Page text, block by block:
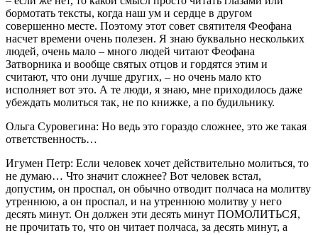
бормотать тексты, когда наш ум и сердце в другом
совершенно месте. Поэтому этот совет святителя Феофана
насчет времени очень полезен. Я знаю буквально нескольких
людей, очень мало – много людей читают Феофана
Затворника и вообще святых отцов и гордятся этим и
считают, что они лучше других, – но очень мало кто
исполняет вот это. А те люди, я знаю, мне приходилось даже
убеждать молиться так, не по книжке, а по будильнику.
Ольга Суровегина: Но ведь это гораздо сложнее, это же такая
ответственность…
Игумен Петр: Если человек хочет действительно молиться, то
не думаю… Что значит сложнее? Вот человек встал,
допустим, он проспал, он обычно отводит полчаса на молитву
утреннюю, а он проспал, и на утреннюю молитву у него
десять минут. Он должен эти десять минут ПОМОЛИТЬСЯ,
не прочитать то, что он читает полчаса, за десять минут, а